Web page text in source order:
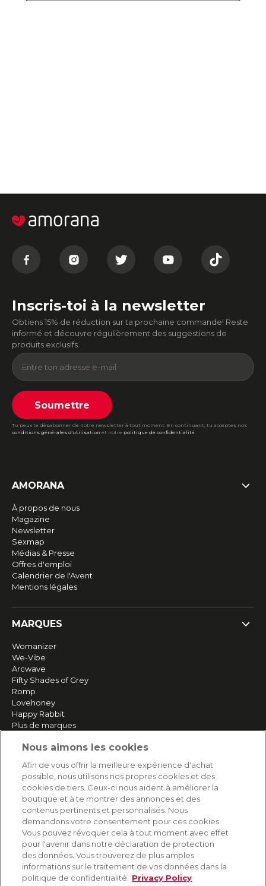
Inscris-toi à la newsletter
Obtiens 15% de réduction sur ta prochaine commande! Reste
informé et découvre régulièrement des suggestions de
produits exclusifs.
Soumettre
Tu peux te désabonner de notre newsletter à tout moment. En continuant, tu acceptes nos
conditions générales d'utilisation et notre politique de confidentialité.
AMORANA
À propos de nous
Magazine
Newsletter
Sexmap
Médias & Presse
Offres d'emploi
Calendrier de l'Avent
Mentions légales
MARQUES
Womanizer
We-Vibe
Arcwave
Fifty Shades of Grey
Romp
Lovehoney
Happy Rabbit
Plus de marques
SERVICE
Livraison rapide et gratuite
Retours & remboursements
Paiement sécurisé
AIDE
Contact
Nous aimons les cookies
Afin de vous offrir la meilleure expérience d'achat
possible, nous utilisons nos propres cookies et des
cookies de tiers. Ceux-ci nous aident à améliorer la
boutique et à te montrer des annonces et des
contenus pertinents et personnalisés. Nous
demandons votre consentement pour ces cookies.
Vous pouvez révoquer cela à tout moment avec effet
pour l'avenir dans notre déclaration de protection
des données. Vous trouverez de plus amples
informations sur le traitement de vos données dans la
politique de confidentialité.
Privacy Policy